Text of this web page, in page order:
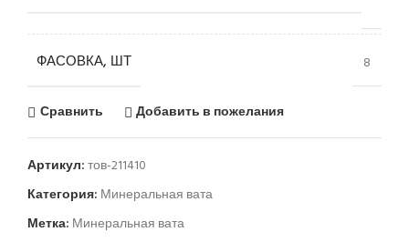
ФАСОВКА, ШТ 8
Сравнить Добавить в пожелания
Артикул:тов-211410
Категория: Минеральная вата
Метка: Минеральная вата